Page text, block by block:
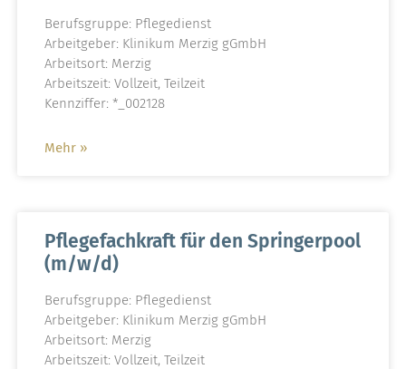
Berufsgruppe: Pflegedienst
Arbeitgeber: Klinikum Merzig gGmbH
Arbeitsort: Merzig
Arbeitszeit: Vollzeit, Teilzeit
Kennziffer: *_002128
Mehr »
Pflegefachkraft für den Springerpool
(m/w/d)
Berufsgruppe: Pflegedienst
Arbeitgeber: Klinikum Merzig gGmbH
Arbeitsort: Merzig
Arbeitszeit: Vollzeit, Teilzeit